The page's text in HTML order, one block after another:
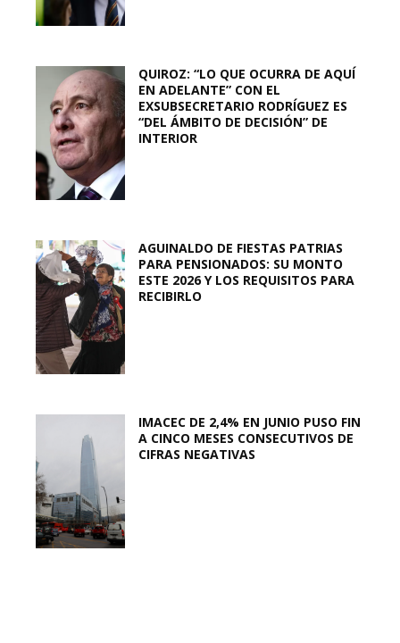
QUIROZ: “LO QUE OCURRA DE AQUÍ
EN ADELANTE” CON EL
EXSUBSECRETARIO RODRÍGUEZ ES
“DEL ÁMBITO DE DECISIÓN” DE
INTERIOR
AGUINALDO DE FIESTAS PATRIAS
PARA PENSIONADOS: SU MONTO
ESTE 2026 Y LOS REQUISITOS PARA
RECIBIRLO
IMACEC DE 2,4% EN JUNIO PUSO FIN
A CINCO MESES CONSECUTIVOS DE
CIFRAS NEGATIVAS